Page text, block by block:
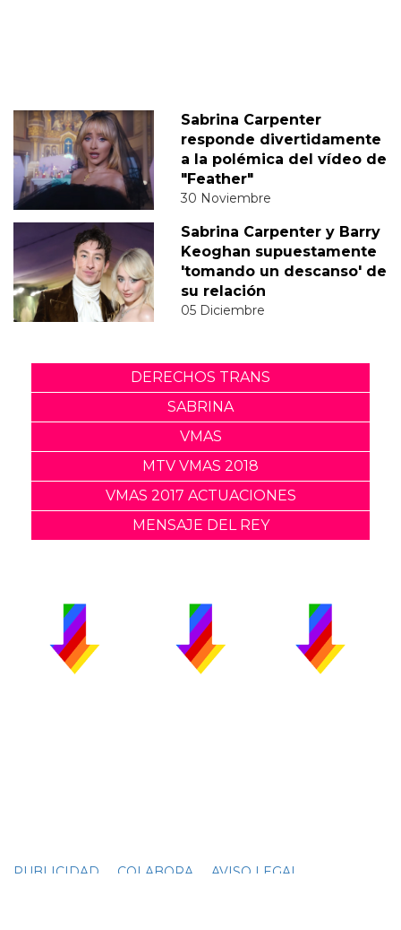
Sabrina Carpenter
responde divertidamente
a la polémica del vídeo de
"Feather"
30 Noviembre
Sabrina Carpenter y Barry
Keoghan supuestamente
'tomando un descanso' de
su relación
05 Diciembre
DERECHOS TRANS
SABRINA
VMAS
MTV VMAS 2018
VMAS 2017 ACTUACIONES
MENSAJE DEL REY
PUBLICIDAD COLABORA
AVISO LEGAL